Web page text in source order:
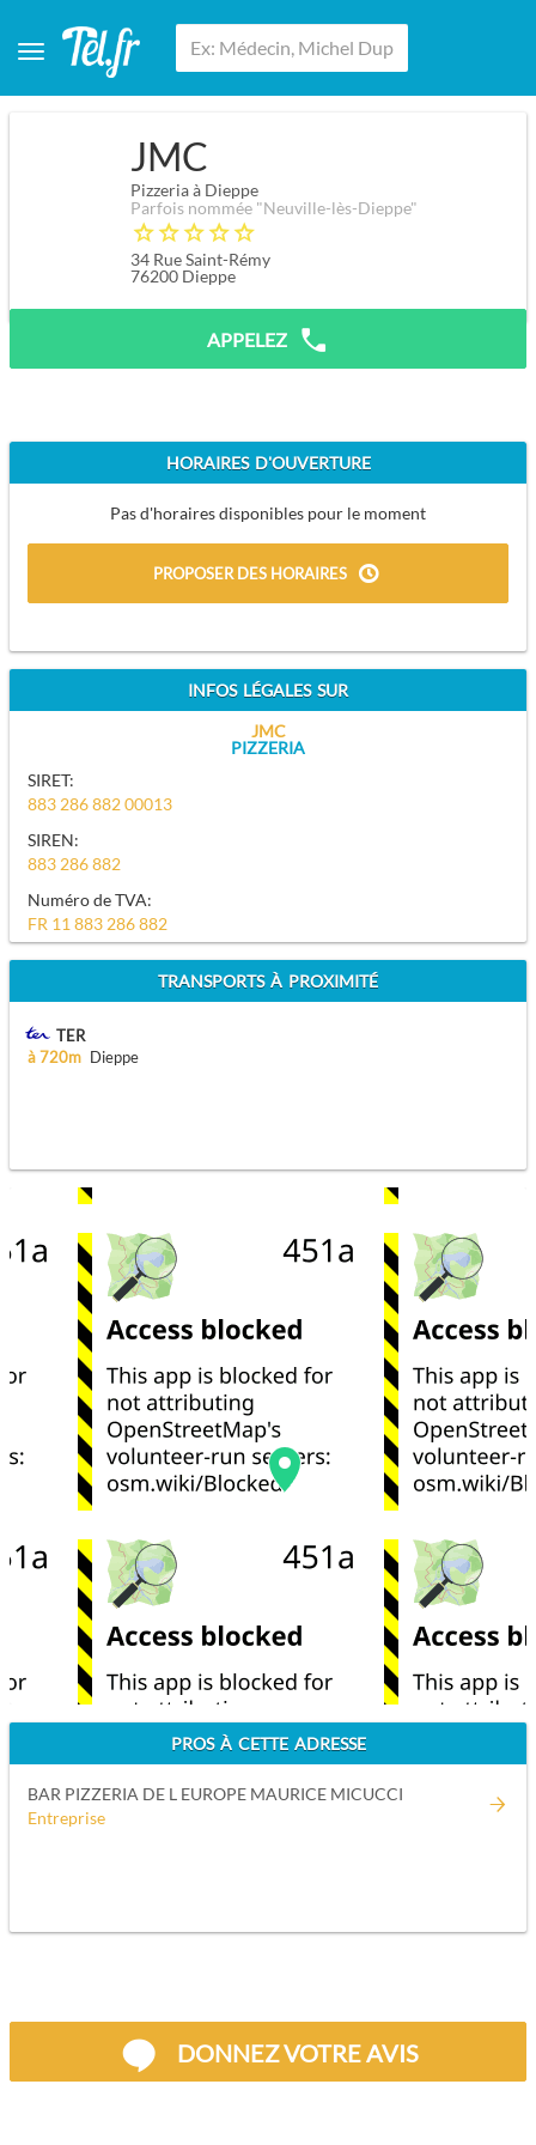
JMC
Pizzeria à Dieppe
Parfois nommée "Neuville-lès-Dieppe"
34 Rue Saint-Rémy
76200 Dieppe
APPELEZ
HORAIRES D'OUVERTURE
Pas d'horaires disponibles pour le moment
PROPOSER DES HORAIRES
INFOS LÉGALES SUR
JMC
PIZZERIA
SIRET:
883 286 882 00013
SIREN:
883 286 882
Numéro de TVA:
FR 11 883 286 882
TRANSPORTS À PROXIMITÉ
TER
à 720m Dieppe
PROS À CETTE ADRESSE
BAR PIZZERIA DE L EUROPE MAURICE MICUCCI
Entreprise
DONNEZ VOTRE AVIS